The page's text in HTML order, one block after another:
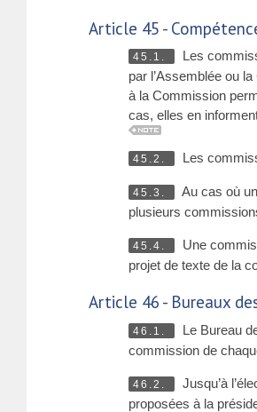
Article 45 -
45.1.
Les
par l’Assemblée ou
à la Commission
cas, elles en
45.2. Les
45.3.
Au cas où
plusieurs
45.4.
Une
projet de texte de la
Article 46 - Bureaux
46.1.
Le Bureau
commission de
46.2.
Jusqu’à
proposées à la